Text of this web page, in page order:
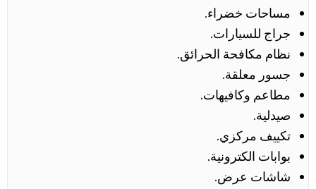
مساحات خضراء.
جراج للسيارات.
نظام مكافحة الحرائق.
جسور معلقة.
مطاعم وكافيهات.
صيدلية.
تكييف مركزي.
بوابات الكترونية.
شاشات عرض.